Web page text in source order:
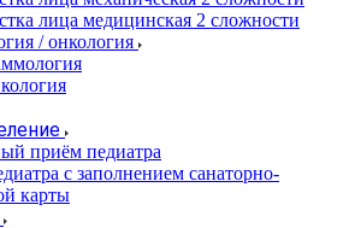
лица медицинская 2 сложности
/ онкология
приём педиатра
с заполнением санаторно-
карты